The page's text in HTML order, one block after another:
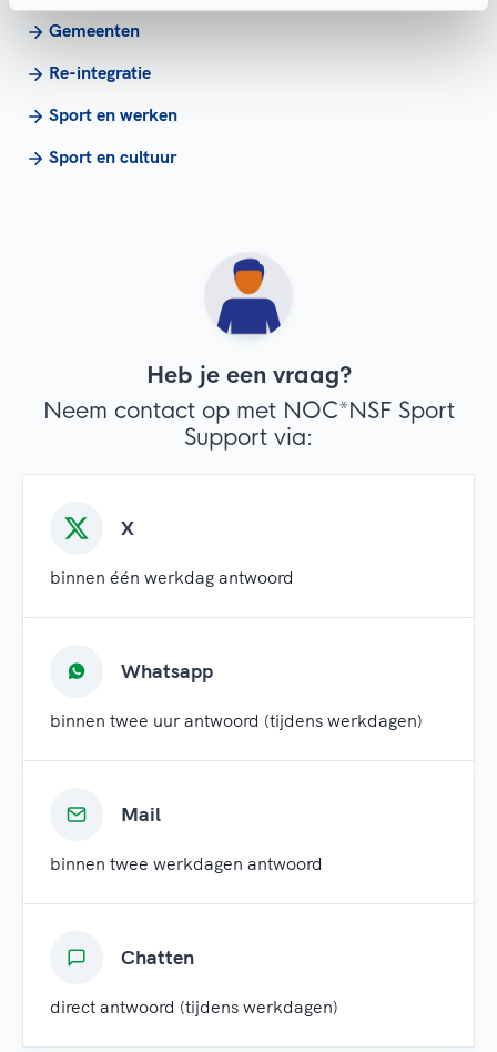
Gemeenten
Re-integratie
Sport en werken
Sport en cultuur
Heb je een vraag?
Neem contact op met NOC*NSF Sport
Support via:
X
binnen één werkdag antwoord
Whatsapp
binnen twee uur antwoord (tijdens werkdagen)
Mail
binnen twee werkdagen antwoord
Chatten
direct antwoord (tijdens werkdagen)